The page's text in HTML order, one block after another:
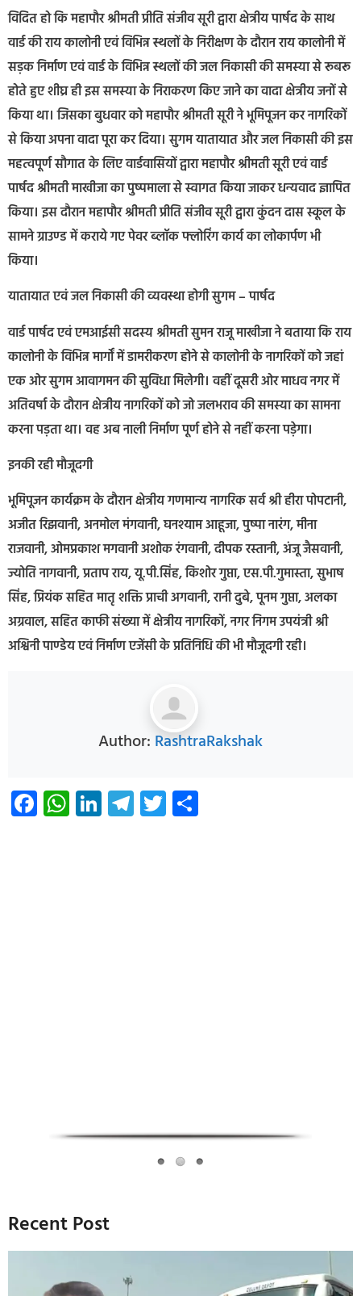
विदित हो कि महापौर श्रीमती प्रीति संजीव सूरी द्वारा क्षेत्रीय पार्षद के साथ
वार्ड की राय कालोनी एवं विभिन्न स्थलों के निरीक्षण के दौरान राय कालोनी में
सड़क निर्माण एवं वार्ड के विभिन्न स्थलों की जल निकासी की समस्या से रूबरू
होते हुए शीघ्र ही इस समस्या के निराकरण किए जाने का वादा क्षेत्रीय जनों से
किया था। जिसका बुधवार को महापौर श्रीमती सूरी ने भूमिपूजन कर नागरिकों
से किया अपना वादा पूरा कर दिया। सुगम यातायात और जल निकासी की इस
महत्वपूर्ण सौगात के लिए वार्डवासियों द्वारा महापौर श्रीमती सूरी एवं वार्ड
पार्षद श्रीमती माखीजा का पुष्पमाला से स्वागत किया जाकर धन्यवाद ज्ञापित
किया। इस दौरान महापौर श्रीमती प्रीति संजीव सूरी द्वारा कुंदन दास स्कूल के
सामने ग्राउण्ड में कराये गए पेवर ब्लॉक फ्लोरिंग कार्य का लोकार्पण भी
किया।
यातायात एवं जल निकासी की व्यवस्था होगी सुगम – पार्षद
वार्ड पार्षद एवं एमआईसी सदस्य श्रीमती सुमन राजू माखीजा ने बताया कि राय
कालोनी के विभिन्न मार्गों में डामरीकरण होने से कालोनी के नागरिकों को जहां
एक ओर सुगम आवागमन की सुविधा मिलेगी। वहीं दूसरी ओर माधव नगर में
अतिवर्षा के दौरान क्षेत्रीय नागरिकों को जो जलभराव की समस्या का सामना
करना पड़ता था। वह अब नाली निर्माण पूर्ण होने से नहीं करना पड़ेगा।
इनकी रही मौजूदगी
भूमिपूजन कार्यक्रम के दौरान क्षेत्रीय गणमान्य नागरिक सर्व श्री हीरा पोपटानी,
अजीत रिझवानी, अनमोल मंगवानी, घनश्याम आहूजा, पुष्पा नारंग, मीना
राजवानी, ओमप्रकाश मगवानी अशोक रंगवानी, दीपक रस्तानी, अंजू जैसवानी,
ज्योति नागवानी, प्रताप राय, यू.पी.सिंह, किशोर गुप्ता, एस.पी.गुमास्ता, सुभाष
सिंह, प्रियंक सहित मातृ शक्ति प्राची अगवानी, रानी दुबे, पूनम गुप्ता, अलका
अग्रवाल, सहित काफी संख्या में क्षेत्रीय नागरिकों, नगर निगम उपयंत्री श्री
अश्विनी पाण्डेय एवं निर्माण एजेंसी के प्रतिनिधि की भी मौजूदगी रही।
Author: RashtraRakshak
Facebook
WhatsApp
LinkedIn
Telegram
Twitter
Recent Post